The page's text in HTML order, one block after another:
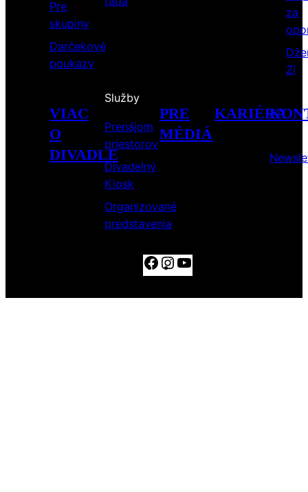
Pre
skupiny
Darčekové
poukazy
za
Zí
VIAC
O
DIVADLE
Služby
Prenájom
priestorov
Divadelný
Kiosk
Organizované
predstavenia
PRE
MÉDIÁ
KARIÉRA
Facebook
Instagram